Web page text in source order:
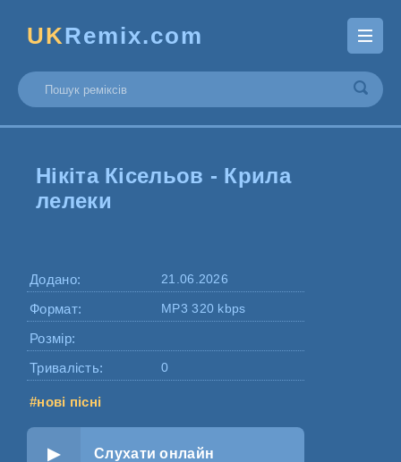
UKRemix.com
Нікіта Кісельов - Крила
лелеки
Додано: 21.06.2026
Формат: MP3 320 kbps
Розмір:
Тривалість:
0
#нові пісні
Слухати онлайн